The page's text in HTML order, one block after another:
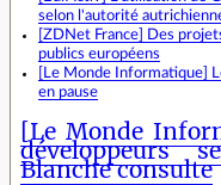
selon l'autorité
[ZDNet France] Des
publics européens
[Le Monde Informatique]
en pause
[Le Monde
développeurs
Blanche consulte